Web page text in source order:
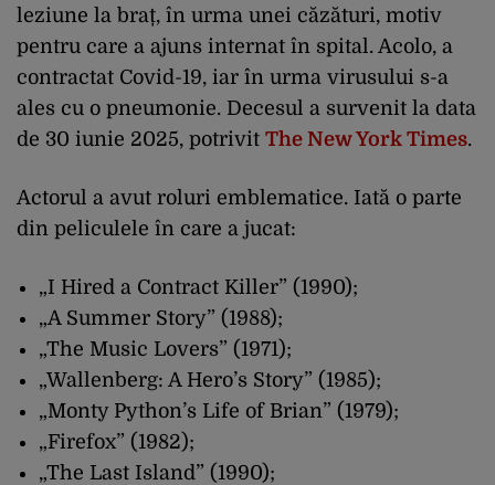
leziune la braț, în urma unei căzături, motiv
pentru care a ajuns internat în spital. Acolo, a
contractat Covid-19, iar în urma virusului s-a
ales cu o pneumonie. Decesul a survenit la data
de 30 iunie 2025, potrivit The New York Times.
Actorul a avut roluri emblematice. Iată o parte
din peliculele în care a jucat:
„I Hired a Contract Killer” (1990);
„A Summer Story” (1988);
„The Music Lovers” (1971);
„Wallenberg: A Hero’s Story” (1985);
„Monty Python’s Life of Brian” (1979);
„Firefox” (1982);
„The Last Island” (1990);